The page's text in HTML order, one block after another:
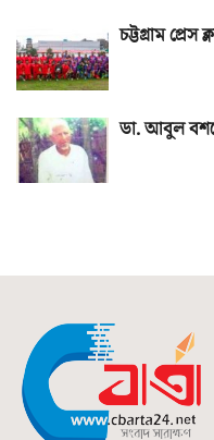
চট্টগ্রাম প্রেস
ডা. আবুল